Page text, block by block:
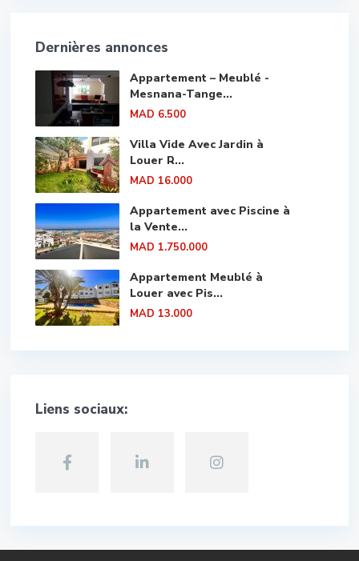
Dernières annonces
Appartement – Meublé -
Mesnana-Tange...
MAD 6.500
Villa Vide Avec Jardin à
Louer R...
MAD 16.000
Appartement avec Piscine à
la Vente...
MAD 1.750.000
Appartement Meublé à
Louer avec Pis...
MAD 13.000
Liens sociaux: